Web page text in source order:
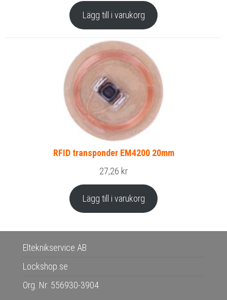
Lägg till i varukorg
RFID transponder EM4200 20mm
27,26 kr
Lägg till i varukorg
Elteknikservice AB
Lockshop.se
Org. Nr: 556930-3904